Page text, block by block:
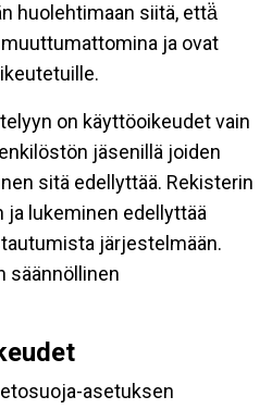
huolehtimaan siitä, että̈
ja ovat
on käyttöoikeudet vain
jäsenillä joiden
sitä edellyttää. Rekisterin
lukeminen edellyttää
järjestelmään.
säännöllinen
asetuksen